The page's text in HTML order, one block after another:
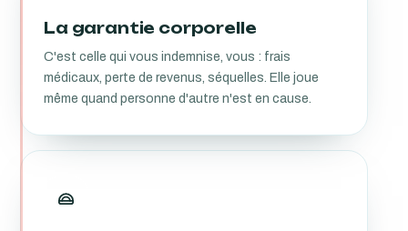
La garantie corporelle
C'est celle qui vous indemnise, vous : frais
médicaux, perte de revenus, séquelles. Elle joue
même quand personne d'autre n'est en cause.